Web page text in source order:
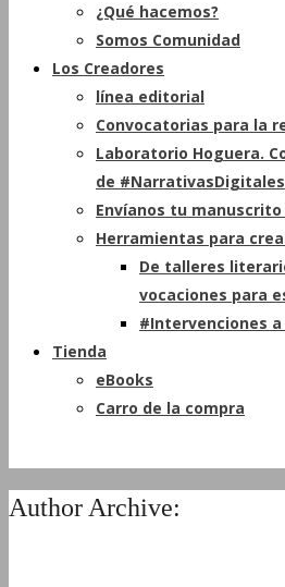
¿Qué hacemos?
Somos Comunidad
Los Creadores
línea editorial
Convocatorias para la
Laboratorio Hoguera.
de #NarrativasDigitales
Envíanos tu
Herramientas para
De talleres
vocaciones para
#Intervenciones
Tienda
eBooks
Carro de la compra
Author Archive: